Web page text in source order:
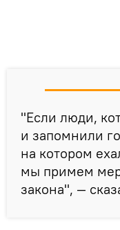
"Если люди,
и запомнили
на котором
мы примем
закона", —